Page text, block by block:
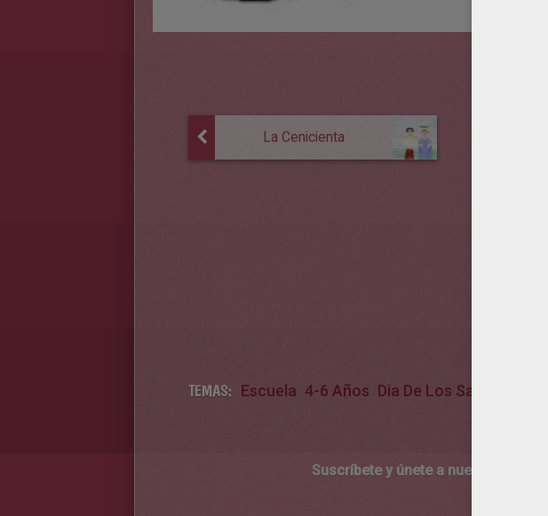
La Cenicienta
TEMAS: Escuela 4-6 Años Dia De Los Santos
Suscríbete y únete a nuestro canal